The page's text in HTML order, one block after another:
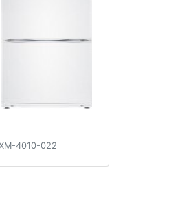
4010-022